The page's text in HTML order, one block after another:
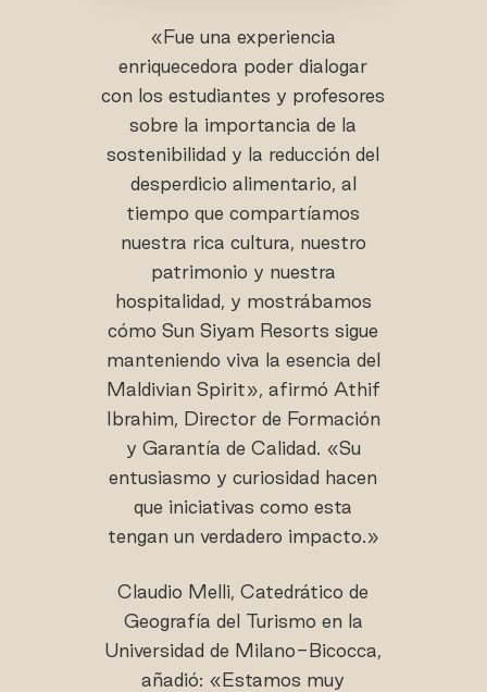
«Fue una experiencia
enriquecedora poder dialogar
con los estudiantes y profesores
sobre la importancia de la
sostenibilidad y la reducción del
desperdicio alimentario, al
tiempo que compartíamos
nuestra rica cultura, nuestro
patrimonio y nuestra
hospitalidad, y mostrábamos
cómo Sun Siyam Resorts sigue
manteniendo viva la esencia del
Maldivian Spirit», afirmó Athif
Ibrahim, Director de Formación
y Garantía de Calidad. «Su
entusiasmo y curiosidad hacen
que iniciativas como esta
tengan un verdadero impacto.»
Claudio Melli, Catedrático de
Geografía del Turismo en la
Universidad de Milano-Bicocca,
añadió: «Estamos muy